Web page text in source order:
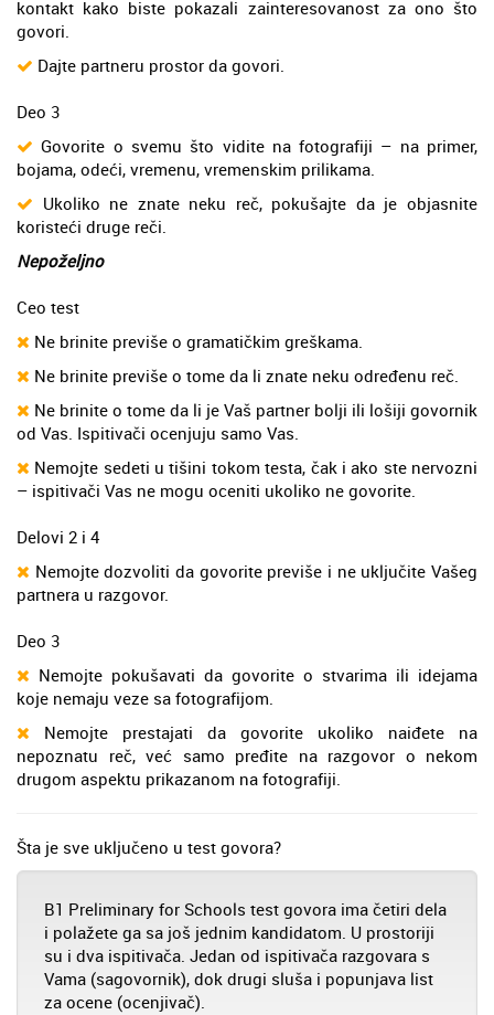
kontakt kako biste pokazali zainteresovanost za ono što
govori.
Dajte partneru prostor da govori.
Deo 3
Govorite o svemu što vidite na fotografiji – na primer,
bojama, odeći, vremenu, vremenskim prilikama.
Ukoliko ne znate neku reč, pokušajte da je objasnite
koristeći druge reči.
Nepoželjno
Ceo test
Ne brinite previše o gramatičkim greškama.
Ne brinite previše o tome da li znate neku određenu reč.
Ne brinite o tome da li je Vaš partner bolji ili lošiji govornik
od Vas. Ispitivači ocenjuju samo Vas.
Nemojte sedeti u tišini tokom testa, čak i ako ste nervozni
– ispitivači Vas ne mogu oceniti ukoliko ne govorite.
Delovi 2 i 4
Nemojte dozvoliti da govorite previše i ne uključite Vašeg
partnera u razgovor.
Deo 3
Nemojte pokušavati da govorite o stvarima ili idejama
koje nemaju veze sa fotografijom.
Nemojte prestajati da govorite ukoliko naiđete na
nepoznatu reč, već samo pređite na razgovor o nekom
drugom aspektu prikazanom na fotografiji.
Šta je sve uključeno u test govora?
B1 Preliminary for Schools test govora ima četiri dela
i polažete ga sa još jednim kandidatom. U prostoriji
su i dva ispitivača. Jedan od ispitivača razgovara s
Vama (sagovornik), dok drugi sluša i popunjava list
za ocene (ocenjivač).